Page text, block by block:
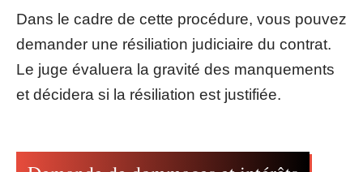
Dans le cadre de cette procédure, vous pouvez
demander une résiliation judiciaire du contrat.
Le juge évaluera la gravité des manquements
et décidera si la résiliation est justifiée.